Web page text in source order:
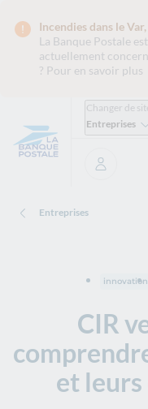
Incendies dans le
La Banque Postale est
actuellement
? Pour en savoir plus
Changer de
Entreprises
Se
Entreprises
CIR
et leurs
innovation